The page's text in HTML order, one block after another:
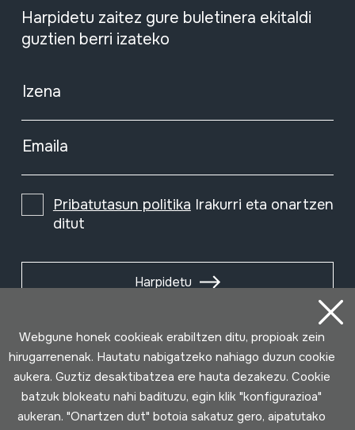
Harpidetu zaitez gure buletinera ekitaldi
guztien berri izateko
Izena
Emaila
Pribatutasun politika Irakurri eta onartzen
ditut
Harpidetu
Webgune honek cookieak erabiltzen ditu, propioak zein
hirugarrenenak. Hautatu nabigatzeko nahiago duzun cookie
aukera. Guztiz desaktibatzea ere hauta dezakezu. Cookie
batzuk blokeatu nahi badituzu, egin klik "konfigurazioa"
aukeran. "Onartzen dut" botoia sakatuz gero, aipatutako